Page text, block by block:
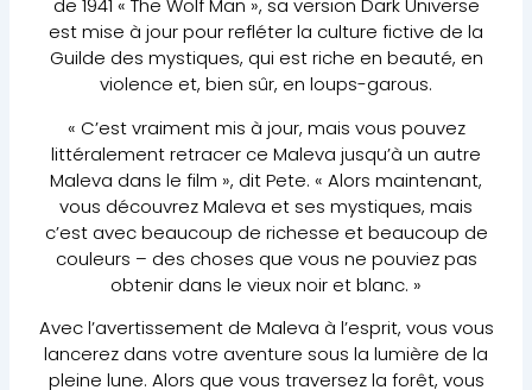
de 1941 « The Wolf Man », sa version Dark Universe
est mise à jour pour refléter la culture fictive de la
Guilde des mystiques, qui est riche en beauté, en
violence et, bien sûr, en loups-garous.
« C’est vraiment mis à jour, mais vous pouvez
littéralement retracer ce Maleva jusqu’à un autre
Maleva dans le film », dit Pete. « Alors maintenant,
vous découvrez Maleva et ses mystiques, mais
c’est avec beaucoup de richesse et beaucoup de
couleurs – des choses que vous ne pouviez pas
obtenir dans le vieux noir et blanc. »
Avec l’avertissement de Maleva à l’esprit, vous vous
lancerez dans votre aventure sous la lumière de la
pleine lune. Alors que vous traversez la forêt, vous